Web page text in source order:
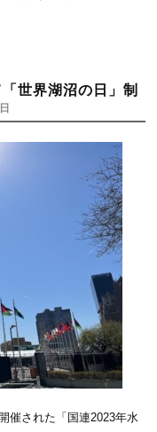
世界湖沼の日」制
催された「国連2023年水